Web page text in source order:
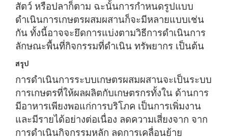
สัตว์ หรือปลาก็ตาม ฉะนั้นการกำหนดรูปแบบ
ดำเนินการเกษตรผสมผสานก็จะมีหลายแบบเช่น
กัน ทั้งนี้อาจจะยึดการแบ่งตามวิธีการดำเนินการ
ลักษณะพื้นที่กิจกรรมที่ดำเนิน ทรัพยากร เป็นต้น
สรุป
การดำเนินการระบบเกษตรผสมผสานจะเป็นระบบ
การเกษตรที่ให้ผลผลิตกับเกษตรกรทั้งใน ด้านการ
มีอาหารเพียงพอแก่การบริโภค เป็นการเพิ่มงาน
และมีรายได้อย่างต่อเนื่อง ลดความเสี่ยงจาก จาก
การดำเนินกิจกรรมหลัก ลดการเคลื่อนย้าย